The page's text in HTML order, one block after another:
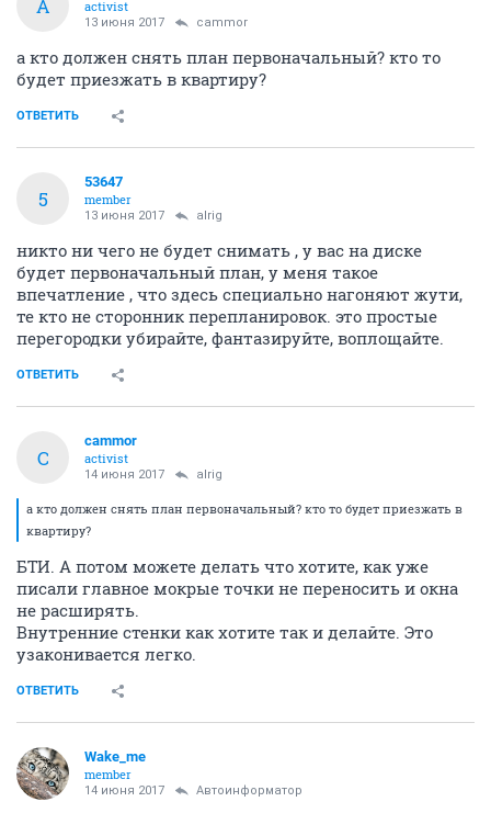
A
activist
13 июня 2017 cammor
а кто должен снять план первоначальный? кто то
будет приезжать в квартиру?
ОТВЕТИТЬ
5
53647
member
13 июня 2017 alrig
никто ни чего не будет снимать , у вас на диске
будет первоначальный план, у меня такое
впечатление , что здесь специально нагоняют жути,
те кто не сторонник перепланировок. это простые
перегородки убирайте, фантазируйте, воплощайте.
ОТВЕТИТЬ
C
cammor
activist
14 июня 2017 alrig
а кто должен снять план первоначальный? кто то будет приезжать в
квартиру?
БТИ. А потом можете делать что хотите, как уже
писали главное мокрые точки не переносить и окна
не расширять.
Внутренние стенки как хотите так и делайте. Это
узаконивается легко.
ОТВЕТИТЬ
Wake_me
member
14 июня 2017 Автоинформатор